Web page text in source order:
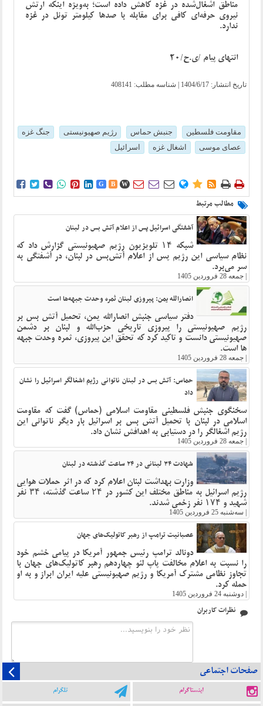
مناطق اشغال‌شده در غزه کاهش داده است؛ به‌ویژه اینکه ارتش
نیروی حرفه‌ای کافی برای مقابله با صدها کیلومتر تونل در غزه
ندارد.
انتهای پیام /ی.ح/20
تاریخ انتشار: 1404/6/17 | شناسه مطلب: 408141
مقاومت فلسطین جنبش حماس رژیم صهیونیستی
جنگ غزه
عصای موسی
اشغال غزه اسرائیل
      G B W        
مطالب مرتبط
آشفتگی اسرائیل پس از اعلام آتش بس در لبنان
شبکه ۱۴ تلویزیون رژیم صهیونیستی گزارش داد که
نظام سیاسی این رژیم پس از اعلام آتش‌بس در لبنان، در آشفتگی به
سر می‌برد.
جمعه 28 فروردین 1405
انصارالله یمن: پیروزی لبنان ثمره وحدت جبهه‌ها است
دفتر سیاسی جنبش انصارالله یمن، تحمیل آتش بس بر
رژیم صهیونیستی را پیروزی تاریخی حزب‌الله و لبنان بر دشمن
صهیونیستی دانست و تاکید کرد که تحقق این پیروزی، ثمره وحدت جبهه
ها است.
جمعه 28 فروردین 1405
حماس: آتش بس در لبنان ناتوانی رژیم اشغالگر اسرائیل را نشان
داد
سخنگوی جنبش فلسطینی مقاومت اسلامی (حماس) گفت که مقاومت
اسلامی در لبنان با تحمیل آتش بس بر اسرائیل بار دیگر ناتوانی این
رژیم اشغالگر را در دستیابی به اهدافش نشان داد.
جمعه 28 فروردین 1405
شهادت ۳۴ لبنانی در ۲۴ ساعت گذشته در لبنان
وزارت بهداشت لبنان اعلام کرد که در اثر حملات هوایی
رژیم اسرائیل به مناطق مختلف این کشور در ۲۴ ساعت گذشته، ۳۴ نفر
شهید و ۱۷۴ نفر زخمی شدند.
سه‌شنبه 25 فروردین 1405
عصبانیت ترامپ از رهبر کاتولیک‌های جهان
دونالد ترامپ رئیس جمهور آمریکا در پیامی خشم خود
را نسبت به اعلام مخالفت پاپ لئو چهاردهم رهبر کاتولیک‌های جهان با
تجاوز نظامی مشترک آمریکا و رژیم صهیونیستی علیه ایران ابراز و به او
حمله کرد.
دوشنبه 24 فروردین 1405
نظرات کاربران
صفحات اجتماعی
اینستاگرام تلگرام